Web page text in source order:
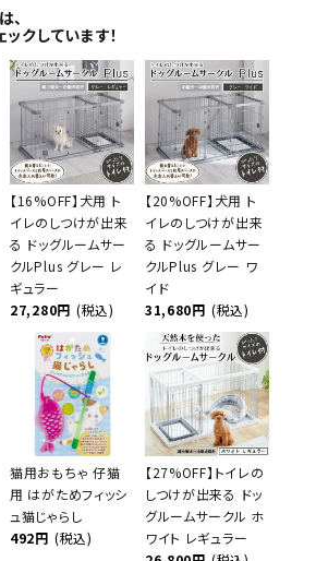
、
クしています！
【16%OFF】犬用 ト
イレのしつけが出来
る ドッグルームサー
クルPlus グレー レ
ギュラー
27,280円 (税込)
【20%OFF】犬用 ト
イレのしつけが出来
る ドッグルームサー
クルPlus グレー ワ
イド
31,680円 (税込)
猫用おもちゃ 仔猫
用 はがためフィッシ
ュ猫じゃらし
492円 (税込)
【27%OFF】トイレの
しつけが出来る ドッ
グルームサークル ホ
ワイト レギュラー